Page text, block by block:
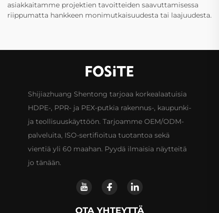
asiakkaitamme projektien tavoitteiden saavuttamisessa
riippumatta hankkeen monimutkaisuudesta tai laajuudesta.
Shijiazhuang Shentong tarjoaa korkealaatuisia
HDPE-, PPR- ja PEX-putkia rakennus-, kaupunki-
ja teollisuuskäyttöön. Tarjoamme OEM/ODM-
palveluita, ISO-sertifioitua tuotantoa sekä
vientiä yli 60 maahan. Pyydä ilmaisia näytteitä
jo tänään.
OTA YHTEYTTÄ